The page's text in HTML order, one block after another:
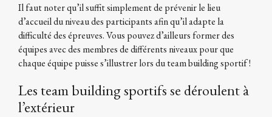
Il faut noter qu’il suffit simplement de prévenir le lieu
d’accueil du niveau des participants afin qu’il adapte la
difficulté des épreuves. Vous pouvez d’ailleurs former des
équipes avec des membres de différents niveaux pour que
chaque équipe puisse s’illustrer lors du team building sportif !
Les team building sportifs se déroulent à
l’extérieur